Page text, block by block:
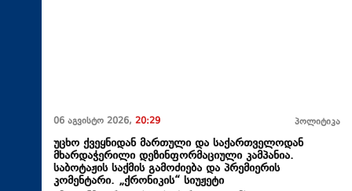
06 აგვისტო 2026, 20:29 პოლიტიკა
უცხო ქვეყნიდან მართული და საქართველოდან
მხარდაჭერილი დეზინფორმაციული კამპანია.
საბოტაჟის საქმის გამოძიება და პრემიერის
კომენტარი. „ქრონიკის“ სიუჟეტი